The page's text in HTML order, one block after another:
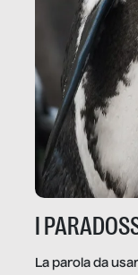
I
La parola da